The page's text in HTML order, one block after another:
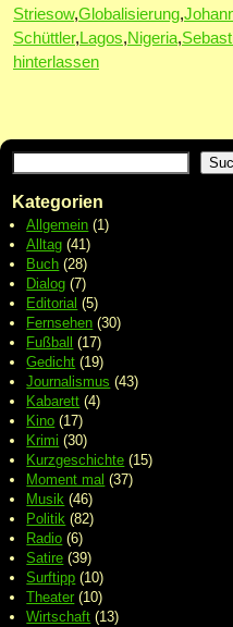
Striesow,Globalisierung,
Schüttler, Lagos,Nigeria,
hinterlassen
Kategorien
Allgemein (1)
Alltag (41)
Buch (28)
Dialog (7)
Editorial (5)
Fernsehen (30)
Fußball (17)
Gedicht (19)
Journalismus (43)
Kabarett (4)
Kino (17)
Krimi (30)
Kurzgeschichte (15)
Moment mal (37)
Musik (46)
Politik (82)
Radio (6)
Satire (39)
Surftipp (10)
Theater (10)
Wirtschaft (13)